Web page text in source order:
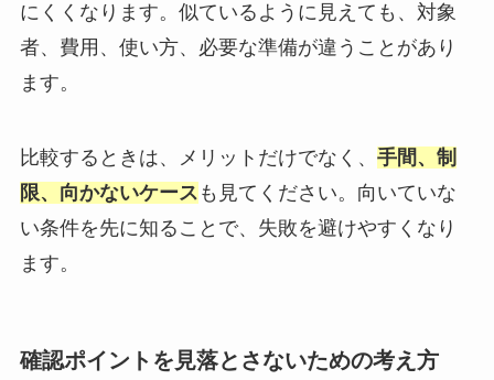
にくくなります。似ているように見えても、対象
者、費用、使い方、必要な準備が違うことがあり
ます。
比較するときは、メリットだけでなく、 手間、制
限、向かないケース も見てください。向いていな
い条件を先に知ることで、失敗を避けやすくなり
ます。
確認ポイントを見落とさないための考え方